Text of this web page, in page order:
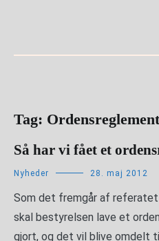
Tag: Ordensreglement
Så har vi fået et
Nyheder 28. maj 2012
Som det fremgår af
skal bestyrelsen lave et
gjort, og det vil blive omdelt